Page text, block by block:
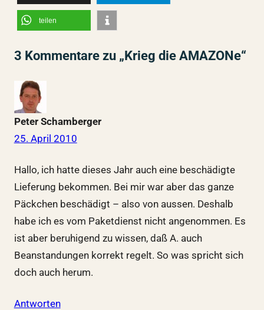
teilen
3 Kommentare zu „Krieg die AMAZONe“
Peter Schamberger
25. April 2010
Hallo, ich hatte dieses Jahr auch eine beschädigte
Lieferung bekommen. Bei mir war aber das ganze
Päckchen beschädigt – also von aussen. Deshalb
habe ich es vom Paketdienst nicht angenommen. Es
ist aber beruhigend zu wissen, daß A. auch
Beanstandungen korrekt regelt. So was spricht sich
doch auch herum.
Antworten